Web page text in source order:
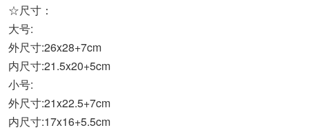
☆尺寸：
大号:
外尺寸:26x28+7cm
内尺寸:21.5x20+5cm
小号:
外尺寸:21x22.5+7cm
内尺寸:17x16+5.5cm